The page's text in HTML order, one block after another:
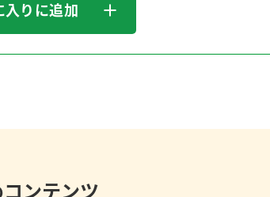
入りに追加
ンテンツ